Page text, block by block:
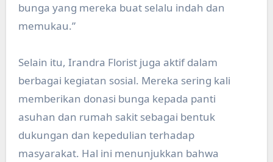
bunga yang mereka buat selalu indah dan
memukau.”
Selain itu, Irandra Florist juga aktif dalam
berbagai kegiatan sosial. Mereka sering kali
memberikan donasi bunga kepada panti
asuhan dan rumah sakit sebagai bentuk
dukungan dan kepedulian terhadap
masyarakat. Hal ini menunjukkan bahwa